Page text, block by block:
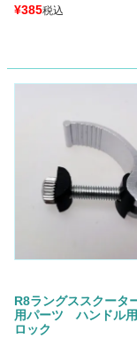
¥385税込
R8ラングススクータ
用パーツ ハンドル
ロック